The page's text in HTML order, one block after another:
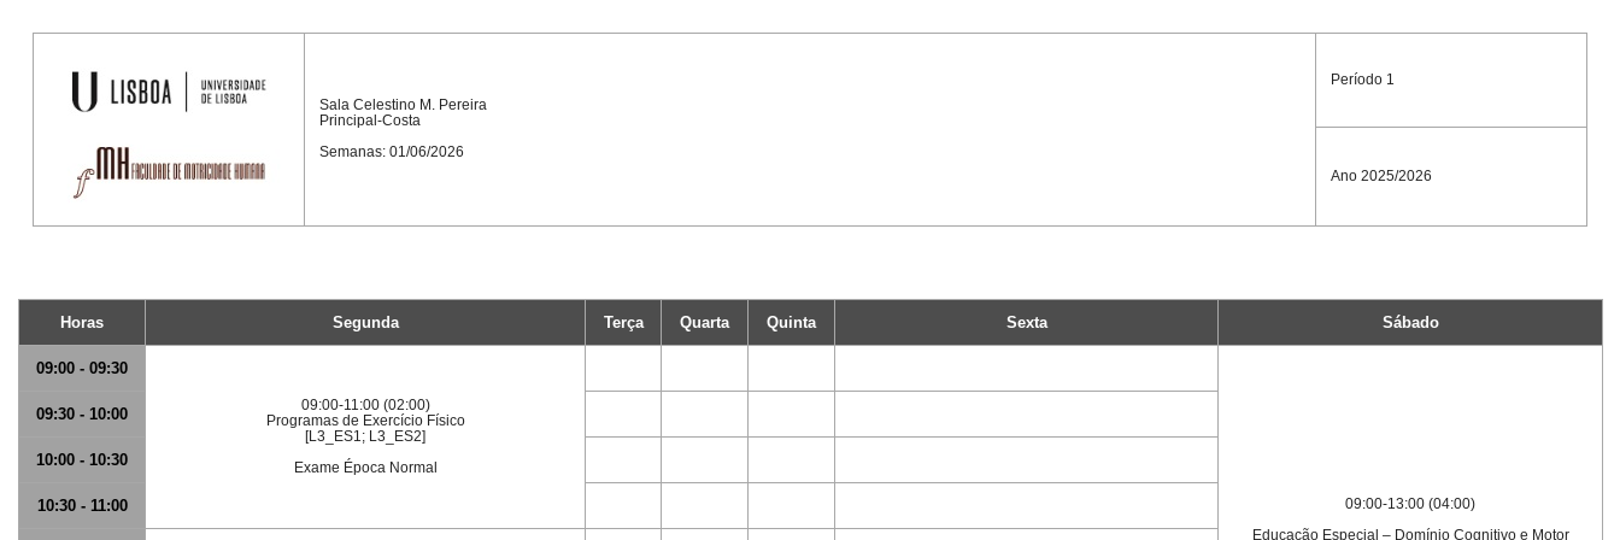
Sala Celestino M. Pereira
Principal-Costa
Semanas: 01/06/2026
Período 1
Ano 2025/2026
Horas Segunda Terça Quarta Quinta Sexta Sábado
09:00 - 09:30
09:00-11:00 (02:00)
Programas de Exercício Físico
[L3_ES1; L3_ES2]
Exame Época Normal
09:00-13:00 (04:00)
Educação Especial – Domínio Cognitivo e Motor
09:30 - 10:00
10:00 - 10:30
10:30 - 11:00